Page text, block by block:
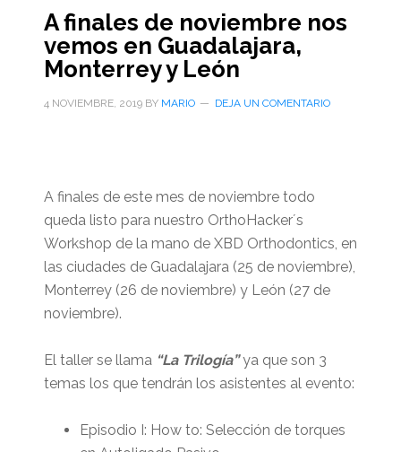
A finales de noviembre nos
vemos en Guadalajara,
Monterrey y León
4 NOVIEMBRE, 2019BY MARIO DEJA UN COMENTARIO
A finales de este mes de noviembre todo
queda listo para nuestro OrthoHacker´s
Workshop de la mano de XBD Orthodontics, en
las ciudades de Guadalajara (25 de noviembre),
Monterrey (26 de noviembre) y León (27 de
noviembre).
El taller se llama “La Trilogía”ya que son 3
temas los que tendrán los asistentes al evento:
Episodio I: How to: Selección de torques